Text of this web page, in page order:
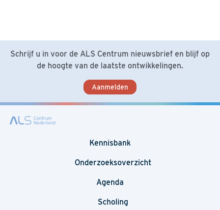
Schrijf u in voor de ALS Centrum nieuwsbrief en blijf op
de hoogte van de laatste ontwikkelingen.
Aanmelden
Kennisbank
Onderzoeksoverzicht
Agenda
Scholing